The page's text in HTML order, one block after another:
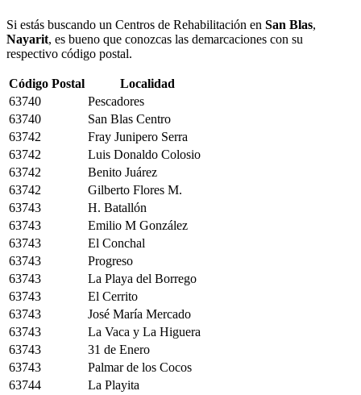
Si estás buscando un Centros de Rehabilitación en San Blas,
Nayarit, es bueno que conozcas las demarcaciones con su
respectivo código postal.
Código Postal
Localidad
63740
Pescadores
63740
San Blas Centro
63742
Fray Junipero Serra
63742
Luis Donaldo Colosio
63742
Benito Juárez
63742
Gilberto Flores M.
63743
H. Batallón
63743
Emilio M González
63743
El Conchal
63743
Progreso
63743
La Playa del Borrego
63743
El Cerrito
63743
José María Mercado
63743
La Vaca y La Higuera
63743
31 de Enero
63743
Palmar de los Cocos
63744
La Playita